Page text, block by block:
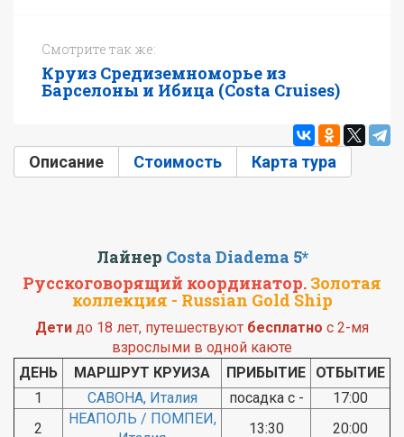
Смотрите так же:
Круиз Средиземноморье из
Барселоны и Ибица (Costa Cruises)
Описание (активная вкладка)
Стоимость Карта тура
Лайнер Costa Diadema 5*
Русскоговорящий координатор. Золотая
коллекция - Russian Gold Ship
Дети до 18 лет, путешествуют бесплатно с 2-мя
взрослыми в одной каюте
ДЕНЬ
МАРШРУТ КРУИЗА ПРИБЫТИЕ
ОТБЫТИЕ
1
САВОНА, Италия посадка с -
17:00
2
НЕАПОЛЬ / ПОМПЕИ,
13:30 20:00